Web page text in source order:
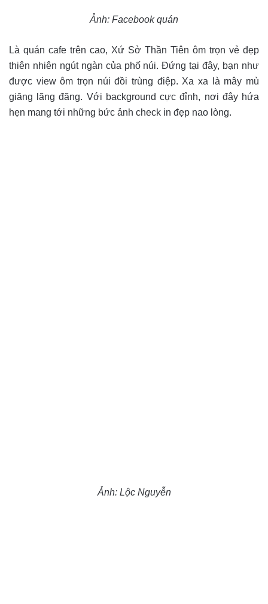
Ảnh: Facebook quán
Là quán cafe trên cao, Xứ Sở Thần Tiên ôm trọn vẻ đẹp
thiên nhiên ngút ngàn của phố núi. Đứng tại đây, bạn như
được view ôm trọn núi đồi trùng điệp. Xa xa là mây mù
giăng lãng đãng. Với background cực đỉnh, nơi đây hứa
hẹn mang tới những bức ảnh check in đẹp nao lòng.
Ảnh: Lộc Nguyễn